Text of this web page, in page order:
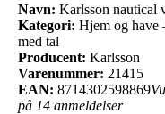
Navn: Karlsson nautical
Kategori: Hjem og have
med tal
Producent: Karlsson
Varenummer: 21415
EAN: 8714302598869
på 14 anmeldelser